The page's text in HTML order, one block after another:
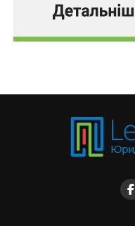
Групи
фінансувати з